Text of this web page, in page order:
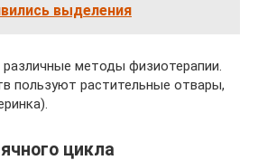
выделения
методы физиотерапии.
пользуют растительные отвары,
цикла